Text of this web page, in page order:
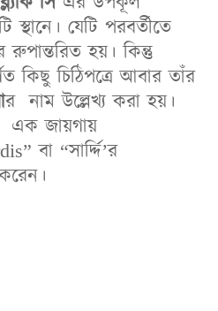
যেটি পরবর্তীতে
রুপান্তরিত হয়। কিন্তু
কিছু চিঠিপত্রে আবার তাঁর
র নাম উল্লেখ্য করা হয়।
এক জায়গায়
বা “সার্দ্দি’র